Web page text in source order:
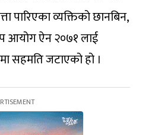
पारिएका व्यक्तिको छानबिन,
आयोग ऐन २०७१ लाई
सहमति जटाएको हो ।